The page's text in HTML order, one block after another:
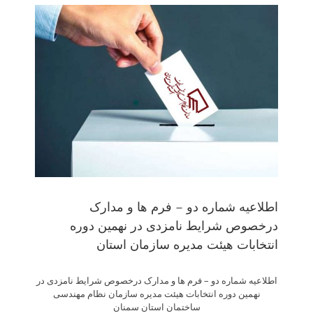
اطلاعیه شماره دو – فرم ها و مدارک
درخصوص شرایط نامزدی در نهمین دوره
انتخابات هیئت مدیره سازمان استان
اطلاعیه شماره دو – فرم ها و مدارک درخصوص شرایط نامزدی در
نهمین دوره انتخابات هیئت مدیره سازمان نظام مهندسی
ساختمان استان سمنان